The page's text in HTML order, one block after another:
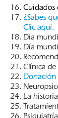
Cuidados
¿Sabes
Clic aquí.
Día
Día
Clínica
Donación
La